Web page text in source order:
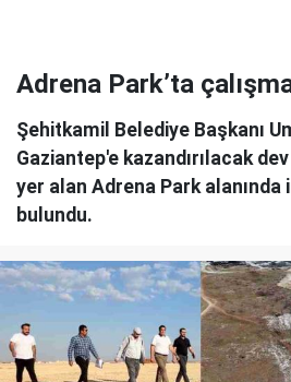
Adrena Park’ta
Şehitkamil Belediye Başkanı
Gaziantep'e kazandırılacak
yer alan Adrena Park
bulundu.